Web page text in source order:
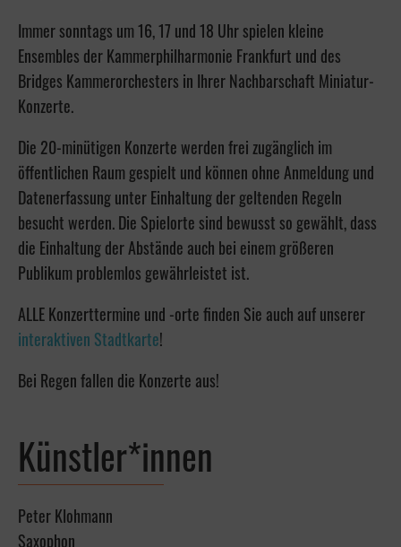
Immer sonntags um 16, 17 und 18 Uhr spielen kleine
Ensembles der Kammerphilharmonie Frankfurt und des
Bridges Kammerorchesters in Ihrer Nachbarschaft Miniatur-
Konzerte.
Die 20-minütigen Konzerte werden frei zugänglich im
öffentlichen Raum gespielt und können ohne Anmeldung und
Datenerfassung unter Einhaltung der geltenden Regeln
besucht werden. Die Spielorte sind bewusst so gewählt, dass
die Einhaltung der Abstände auch bei einem größeren
Publikum problemlos gewährleistet ist.
ALLE Konzerttermine und -orte finden Sie auch auf unserer
interaktiven Stadtkarte!
Bei Regen fallen die Konzerte aus!
Künstler*innen
Peter Klohmann
Saxophon